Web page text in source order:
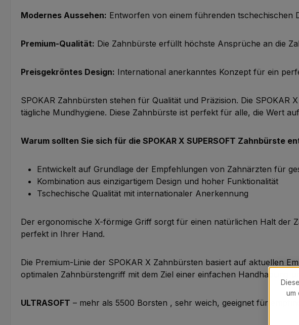
Modernes Aussehen: Entworfen von einem führenden tschechischen
Premium-Qualität: Die Zahnbürste erfüllt höchste Ansprüche an die
Preisgekröntes Design: International anerkanntes Konzept für ein
SPOKAR Zahnbürsten stehen für Qualität und Präzision. Die
tägliche Mundhygiene. Diese Zahnbürste ist perfekt für alle, die Wert
Warum sollten Sie sich für die SPOKAR X SUPERSOFT Zahnbürste
Entwickelt auf Grundlage der Empfehlungen von Zahnärzten für
Kombination aus einzigartigem Design und hoher Funktionalität
Tschechische Qualität mit internationaler Anerkennung
Der ergonomische X-förmige Griff sorgt für einen natürlichen Halt der
perfekt in Ihrer Hand.
Die Premium-Linie der SPOKAR X Zahnbürsten basiert auf aktuellen
optimalen Zahnbürstengriff mit dem Ziel einer einfachen Handhabung
ULTRASOFT – mehr als 5500 Borsten , sehr weich, geeignet für
um